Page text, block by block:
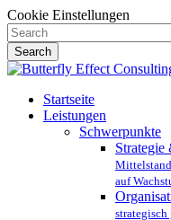
Cookie Einstellungen
Skip
to
main
content
Search
Close
Menu
Startseite
Leistungen
Schwerpunkte
auf
strategisch